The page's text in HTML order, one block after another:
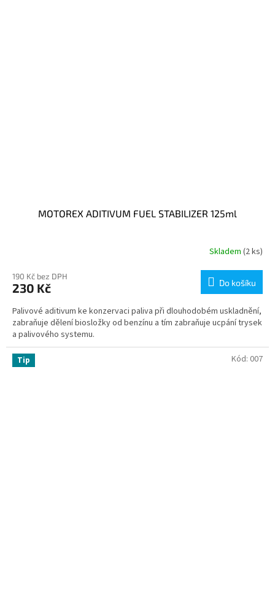
MOTOREX ADITIVUM FUEL STABILIZER 125ml
Skladem (2 ks)
190 Kč bez DPH
230 Kč Do košíku
Palivové aditivum ke konzervaci paliva při dlouhodobém uskladnění,
zabraňuje dělení biosložky od benzínu a tím zabraňuje ucpání trysek
a palivového systemu.
Tip Kód: 007